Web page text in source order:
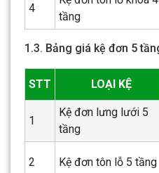
4
tầng
1.3. Bảng giá kệ đơn 5
STT LOẠI KỆ
1
Kệ đơn lưng lưới 5
tầng
2 Kệ đơn tôn lỗ 5 tầng